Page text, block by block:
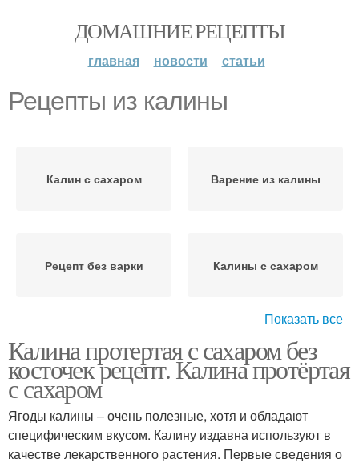
ДОМАШНИЕ РЕЦЕПТЫ
главная новости статьи
Рецепты из калины
Калин с сахаром Варение из калины
Рецепт без варки Калины с сахаром
Сок из калины Фирменный рецепт
Показать все
Калина протертая с сахаром без
косточек рецепт. Калина протёртая
с сахаром
Ягоды калины – очень полезные, хотя и обладают
специфическим вкусом. Калину издавна используют в
качестве лекарственного растения. Первые сведения о